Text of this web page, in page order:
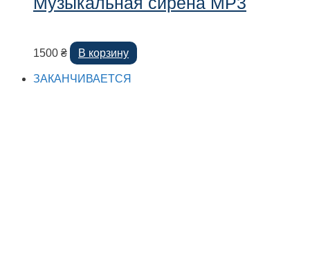
1500 ₴ В корзину
ЗАКАНЧИВАЕТСЯ